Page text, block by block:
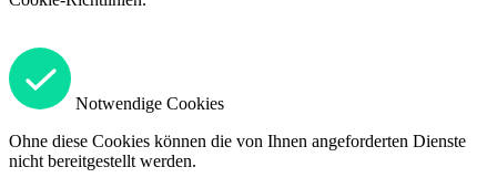
Notwendige Cookies
Ohne diese Cookies können die von Ihnen angeforderten Dienste
nicht bereitgestellt werden.